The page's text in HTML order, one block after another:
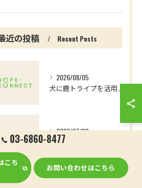
近の投稿 Recent Posts
2026/08/05
2026/07/29
03-6860-8477
こち
お問い合わせはこちら